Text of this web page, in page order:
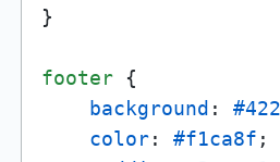
}
footer {
background :
color: #f1ca8f ;